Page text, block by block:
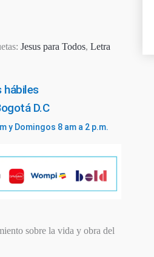
Jesus para Todos,Letra
hábiles
D.C
y Domingos 8 am a 2 p.m.
sobre la vida y obra del